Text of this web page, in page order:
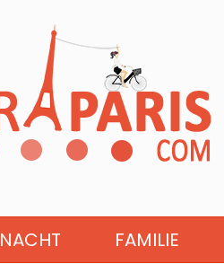
NACHT FAMILIE